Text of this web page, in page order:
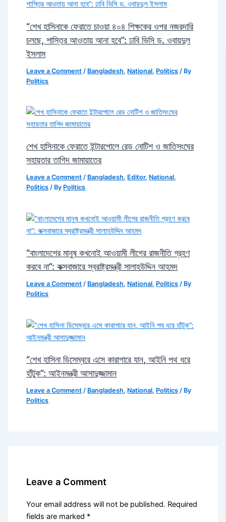
“শেখ হাসিনাকে ফেরাতে চাওয়া ৪০৪ শিক্ষকের ওপর নজরদারি
চলছে, শাস্তির আওতায় আনা হবে”: ঢাবি ভিসি ড. ওবায়দুল
ইসলাম
Leave a Comment / Bangladesh, National, Politics / By
Politics
শেখ হাসিনাকে ফেরাতে ইন্টারপোলে রেড নোটিশ ও জাতিসংঘের
সহায়তার তাগিদ জামায়াতের
Leave a Comment / Bangladesh, Editor, National,
Politics / By Politics
“বাংলাদেশের মানুষ কখনোই আওয়ামী লীগের রাজনীতি গ্রহণ
করবে না”: কক্সবাজারে স্বরাষ্ট্রমন্ত্রী সালাহউদ্দিন আহমদ
Leave a Comment / Bangladesh, National, Politics / By
Politics
“শেখ হাসিনা ডিসেম্বরে এসে কারাগারে যান, আইনি পথ ধরে
হাঁটুক”: আইনমন্ত্রী আসাদুজ্জামান
Leave a Comment / Bangladesh, National, Politics / By
Politics
Leave a Comment
Your email address will not be published. Required
fields are marked *